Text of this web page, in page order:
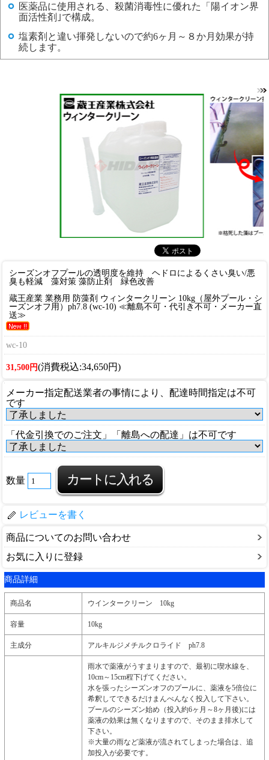
医薬品に使用される、殺菌消毒性に優れた「陽イオン界
面活性剤｣で構成。
塩素剤と違い揮発しないので約6ヶ月～８か月効果が持
続します。
シーズンオフプールの透明度を維持 ヘドロによるくさい臭い/悪
臭も軽減 藻対策 藻防止剤 緑色改善
蔵王産業 業務用 防藻剤 ウィンタークリーン 10kg（屋外プール・シ
ーズンオフ用）ph7.8 (wc-10) ≪離島不可・代引き不可・メーカー直
送≫
wc-10
31,500円(消費税込:34,650円)
メーカー指定配送業者の事情により、配達時間指定は不可
です
「代金引換でのご注文」「離島への配達」は不可です
数量
レビューを書く
商品についてのお問い合わせ
お気に入りに登録
商品詳細
商品名 ウインタークリーン 10kg
容量 10kg
主成分 アルキルジメチルクロライド ph7.8
雨水で薬液がうすまりますので、最初に喫水線を、
10cm～15cm程下げてください。
水を張ったシーズンオフのプールに、薬液を5倍位に
希釈してできるだけまんべんなく投入して下さい。
プールのシーズン始め（投入約6ヶ月～8ヶ月後)には
薬液の効果は無くなりますので、そのまま排水して
下さい。
※大量の雨など薬液が流されてしまった場合は、追
加投入が必要です。